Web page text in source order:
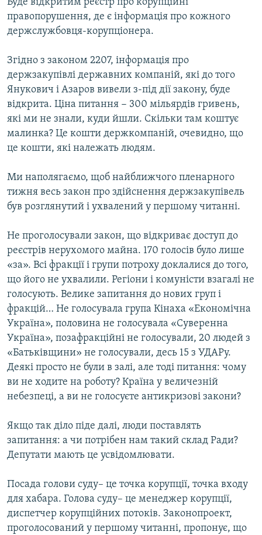
Буде відкритим реєстр про корупційні
правопорушення, де є інформація про кожного
держслужбовця-корупціонера.
Згідно з законом 2207, інформація про
держзакупівлі державних компаній, які до того
Янукович і Азаров вивели з-під дії закону, буде
відкрита. Ціна питання − 300 мільярдів гривень,
які ми не знали, куди йшли. Скільки там коштує
малинка? Це кошти держкомпаній, очевидно, що
це кошти, які належать людям.
Ми наполягаємо, щоб найближчого пленарного
тижня весь закон про здійснення держзакупівель
був розглянутий і ухвалений у першому читанні.
Не проголосували закон, що відкриває доступ до
реєстрів нерухомого майна. 170 голосів було лише
«за». Всі фракції і групи потроху доклалися до того,
що його не ухвалили. Регіони і комуністи взагалі не
голосують. Велике запитання до нових груп і
фракцій… Не голосувала група Кінаха «Економічна
Україна», половина не голосувала «Суверенна
Україна», позафракційні не голосували, 20 людей з
«Батьківщини» не голосували, десь 15 з УДАРу.
Деякі просто не були в залі, але тоді питання: чому
ви не ходите на роботу? Країна у величезній
небезпеці, а ви не голосуєте антикризові закони?
Якщо так діло піде далі, люди поставлять
запитання: а чи потрібен нам такий склад Ради?
Депутати мають це усвідомлювати.
Посада голови суду– це точка корупції, точка входу
для хабара. Голова суду– це менеджер корупції,
диспетчер корупційних потоків. Законопроект,
проголосований у першому читанні, пропонує, що